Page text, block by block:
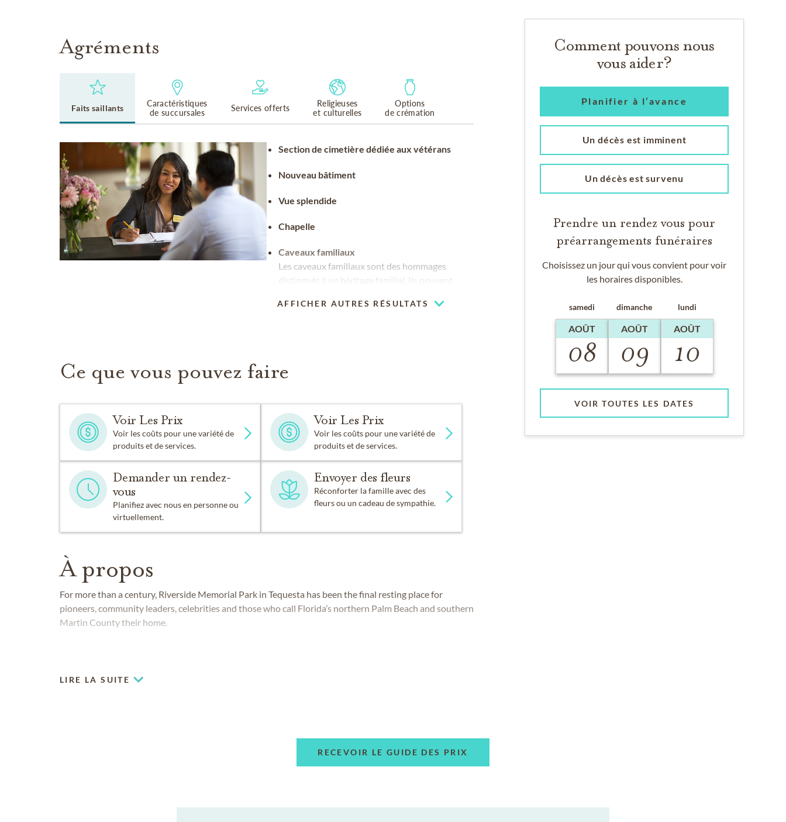
Agréments
Faits saillants
Caractéristiques
de succursales
Services offerts
Religieuses
et culturelles
Options
de crémation
Section de cimetière dédiée aux vétérans
Nouveau bâtiment
Vue splendide
Chapelle
Caveaux familiaux
Les caveaux familiaux sont des hommages
distingués à un héritage familial. Ils peuvent
bancs et des aménagements paysagers
AFFICHER AUTRES RÉSULTATS
Ce que vous pouvez faire
Voir Les Prix
Voir les coûts pour une variété de
produits et de services.
Voir Les Prix
Voir les coûts pour une variété de
produits et de services.
Demander un rendez-
vous
Planifiez avec nous en personne ou
virtuellement.
Envoyer des fleurs
Réconforter la famille avec des
fleurs ou un cadeau de sympathie.
À propos
For more than a century, Riverside Memorial Park in Tequesta has been the final resting place for
pioneers, community leaders, celebrities and those who call Florida’s northern Palm Beach and southern
Martin County their home.
LIRE LA SUITE
Comment pouvons nous
vous aider?
Planifier à l’avance
Un décès est imminent
Un décès est survenu
Prendre un rendez vous pour
préarrangements funéraires
Choisissez un jour qui vous convient pour voir
les horaires disponibles.
samedi
AOÛT
08
dimanche
AOÛT
09
lundi
AOÛT
10
VOIR TOUTES LES DATES
RECEVOIR LE GUIDE DES PRIX